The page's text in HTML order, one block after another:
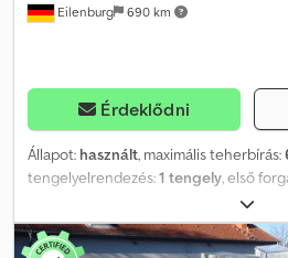
Eilenburg 690 km
Érdeklődni
Állapot: használt, maximális teherbírás:
tengelyelrendezés:1 tengely, első
, rakodótér
raktérmagasság:330 mm, teljes
magasság:870 mm, A62